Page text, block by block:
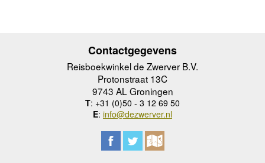
Contactgegevens
Reisboekwinkel de Zwerver B.V.
Protonstraat 13C
9743 AL Groningen
T: +31 (0)50 - 3 12 69 50
E: info@dezwerver.nl